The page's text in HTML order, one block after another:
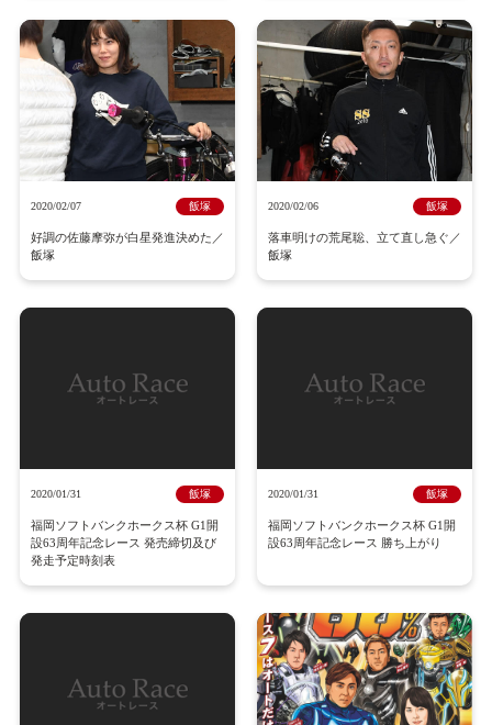
2020/02/07 飯塚
好調の佐藤摩弥が白星発進決めた／
飯塚
2020/02/06 飯塚
落車明けの荒尾聡、立て直し急ぐ／
飯塚
2020/01/31 飯塚
福岡ソフトバンクホークス杯 G1開
設63周年記念レース 発売締切及び
発走予定時刻表
2020/01/31 飯塚
福岡ソフトバンクホークス杯 G1開
設63周年記念レース 勝ち上がり